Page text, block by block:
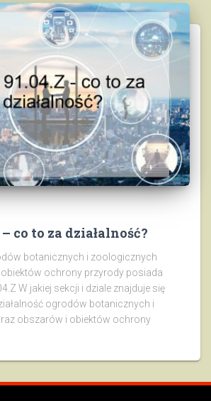
– co to za działalność?
botanicznych i zoologicznych
ochrony przyrody posiada
W jakiej sekcji i dziale znajduje się
ogrodów botanicznych i
obszarów i obiektów ochrony